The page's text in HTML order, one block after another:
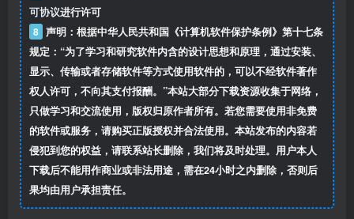
可协议进行许可
8 声明：根据中华人民共和国《计算机软件保护条例》第十七条
规定：“为了学习和研究软件内含的设计思想和原理，通过安装、
显示、传输或者存储软件等方式使用软件的，可以不经软件著作
权人许可，不向其支付报酬。”本站大部分下载资源收集于网络，
只做学习和交流使用，版权归原作者所有。若您需要使用非免费
的软件或服务，请购买正版授权并合法使用。本站发布的内容若
侵犯到您的权益，请联系站长删除，我们将及时处理。用户本人
下载后不能用作商业或非法用途，需在24小时之内删除，否则后
果均由用户承担责任。